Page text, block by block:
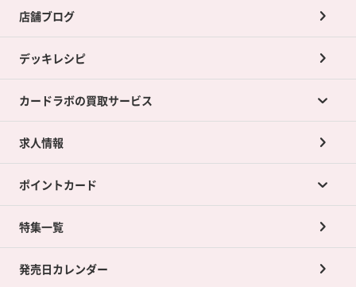
店舗ブログ
デッキレシピ
カードラボの買取サービス
カードラボの買取サービスTOP
店舗買取について
ネット買取について
買取承諾書について
求人情報
ポイントカード
ポイントカードTOP
ポイント交換景品
特集一覧
発売日カレンダー